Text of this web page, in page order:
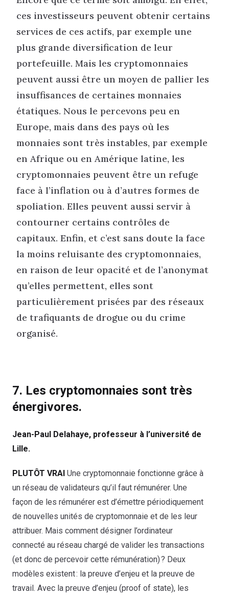
ces investisseurs peuvent obtenir certains
services de ces actifs, par exemple une
plus grande diversification de leur
portefeuille. Mais les cryptomonnaies
peuvent aussi être un moyen de pallier les
insuffisances de certaines monnaies
étatiques. Nous le percevons peu en
Europe, mais dans des pays où les
monnaies sont très instables, par exemple
en Afrique ou en Amérique latine, les
cryptomonnaies peuvent être un refuge
face à l’inflation ou à d’autres formes de
spoliation. Elles peuvent aussi servir à
contourner certains contrôles de
capitaux. Enfin, et c’est sans doute la face
la moins reluisante des cryptomonnaies,
en raison de leur opacité et de l’anonymat
qu’elles permettent, elles sont
particulièrement prisées par des réseaux
de trafiquants de drogue ou du crime
organisé.
7. Les cryptomonnaies sont très
énergivores.
Jean-Paul Delahaye, professeur à l’université de
Lille.
PLUTÔT VRAI Une cryptomonnaie fonctionne grâce à
un réseau de validateurs qu’il faut rémunérer. Une
façon de les rémunérer est d’émettre périodiquement
de nouvelles unités de cryptomonnaie et de les leur
attribuer. Mais comment désigner l’ordinateur
connecté au réseau chargé de valider les transactions
(et donc de percevoir cette rémunération) ? Deux
modèles existent : la preuve d’enjeu et la preuve de
travail. Avec la preuve d’enjeu (proof of state), les